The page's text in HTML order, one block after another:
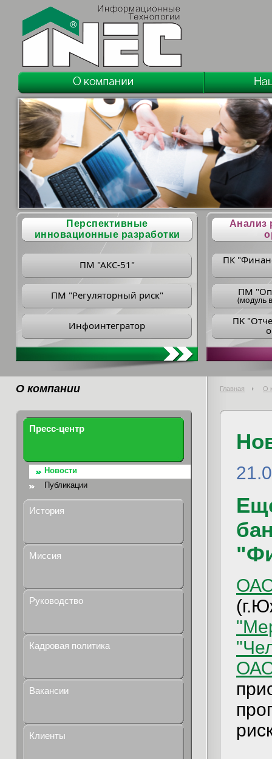
Перспективные
инновационные разработки
ПМ "АКС-51"
ПМ "Регуляторный риск"
Инфоинтегратор
Анализ
ПК
ПM
(модуль
ПK
О компании Главная О
Пресс-центр
Новости
Публикации
История
Миссия
Руководство
Кадровая политика
Вакансии
Клиенты
ОАО